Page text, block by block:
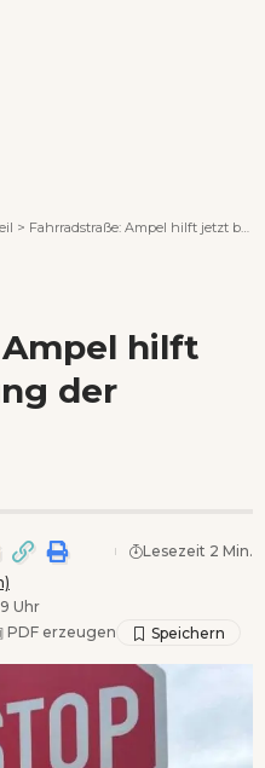
> Fahrradstraße: Ampel hilft jetzt bei Querung der Heerstraße
hilft
der
Uhr
PDF erzeugen
Lesezeit 2 Min.